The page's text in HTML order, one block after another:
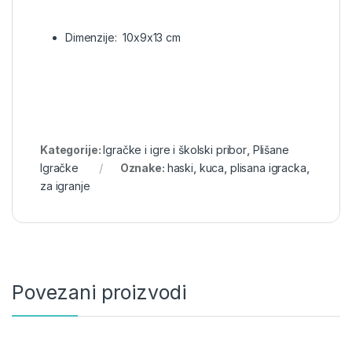
Dimenzije: 10x9x13 cm
Kategorije:Igračke i igre i školski pribor Plišane
Igračke
Oznake: haski kuca plisana igracka
za igranje
Povezani proizvodi